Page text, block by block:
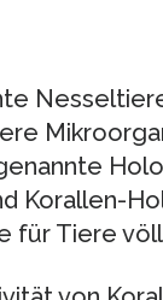
Korallen-
für Tiere